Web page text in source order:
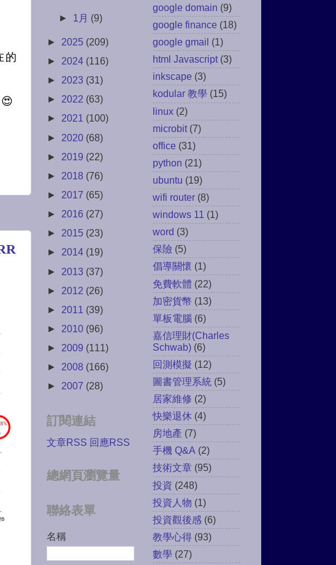
的
► 1月 (9)
► 2025 (209)
► 2024 (116)
► 2023 (31)
► 2022 (63)
► 2021 (100)
► 2020 (68)
► 2019 (22)
► 2018 (76)
► 2017 (65)
► 2016 (27)
► 2015 (23)
► 2014 (19)
► 2013 (37)
► 2012 (26)
► 2011 (39)
► 2010 (96)
► 2009 (111)
► 2008 (166)
► 2007 (28)
訂閱連結
文章RSS 回應RSS
總網頁瀏覽量
聯絡表單
名稱
google domain (9)
google finance (18)
google gmail (1)
html Javascript (3)
inkscape (3)
kodular 教學 (15)
linux (2)
microbit (7)
office (31)
python (21)
ubuntu (19)
wifi router (8)
windows 11 (1)
word (3)
保險 (5)
倡導關懷 (1)
免費軟體 (22)
加密貨幣 (13)
單板電腦 (6)
嘉信理財(Charles
Schwab) (6)
回測模擬 (12)
圖書管理系統 (5)
居家維修 (2)
快樂退休 (4)
房地產 (7)
手機 Q&A (2)
技術文章 (95)
投資 (248)
投資人物 (1)
投資觀後感 (6)
教學心得 (93)
數學 (27)